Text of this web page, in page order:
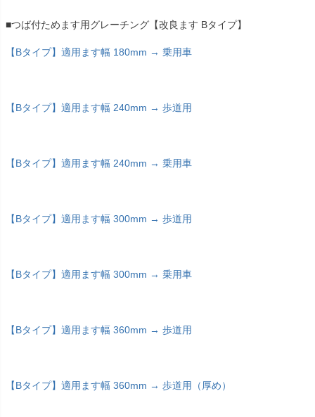
■つば付ためます用グレーチング【改良ます Bタイプ】
【Bタイプ】適用ます幅 180mm → 乗用車
【Bタイプ】適用ます幅 240mm → 歩道用
【Bタイプ】適用ます幅 240mm → 乗用車
【Bタイプ】適用ます幅 300mm → 歩道用
【Bタイプ】適用ます幅 300mm → 乗用車
【Bタイプ】適用ます幅 360mm → 歩道用
【Bタイプ】適用ます幅 360mm → 歩道用（厚め）